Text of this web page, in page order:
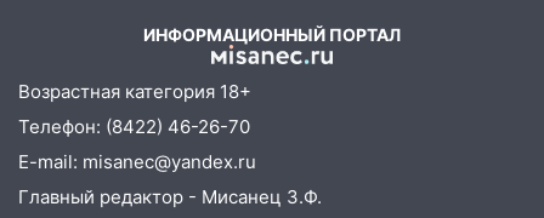
51-летний мужчина
В Ульяновске черный коршун
застрял в тепловозе
09:44 Ульяновские спасатели помогли
юному велосипедисту на улице
Чернышевского
ИНФОРМАЦИОННЫЙ ПОРТАЛ
Возрастная категория 18+
Телефон: (8422) 46-26-70
E-mail: misanec@yandex.ru
Главный редактор - Мисанец З.Ф.